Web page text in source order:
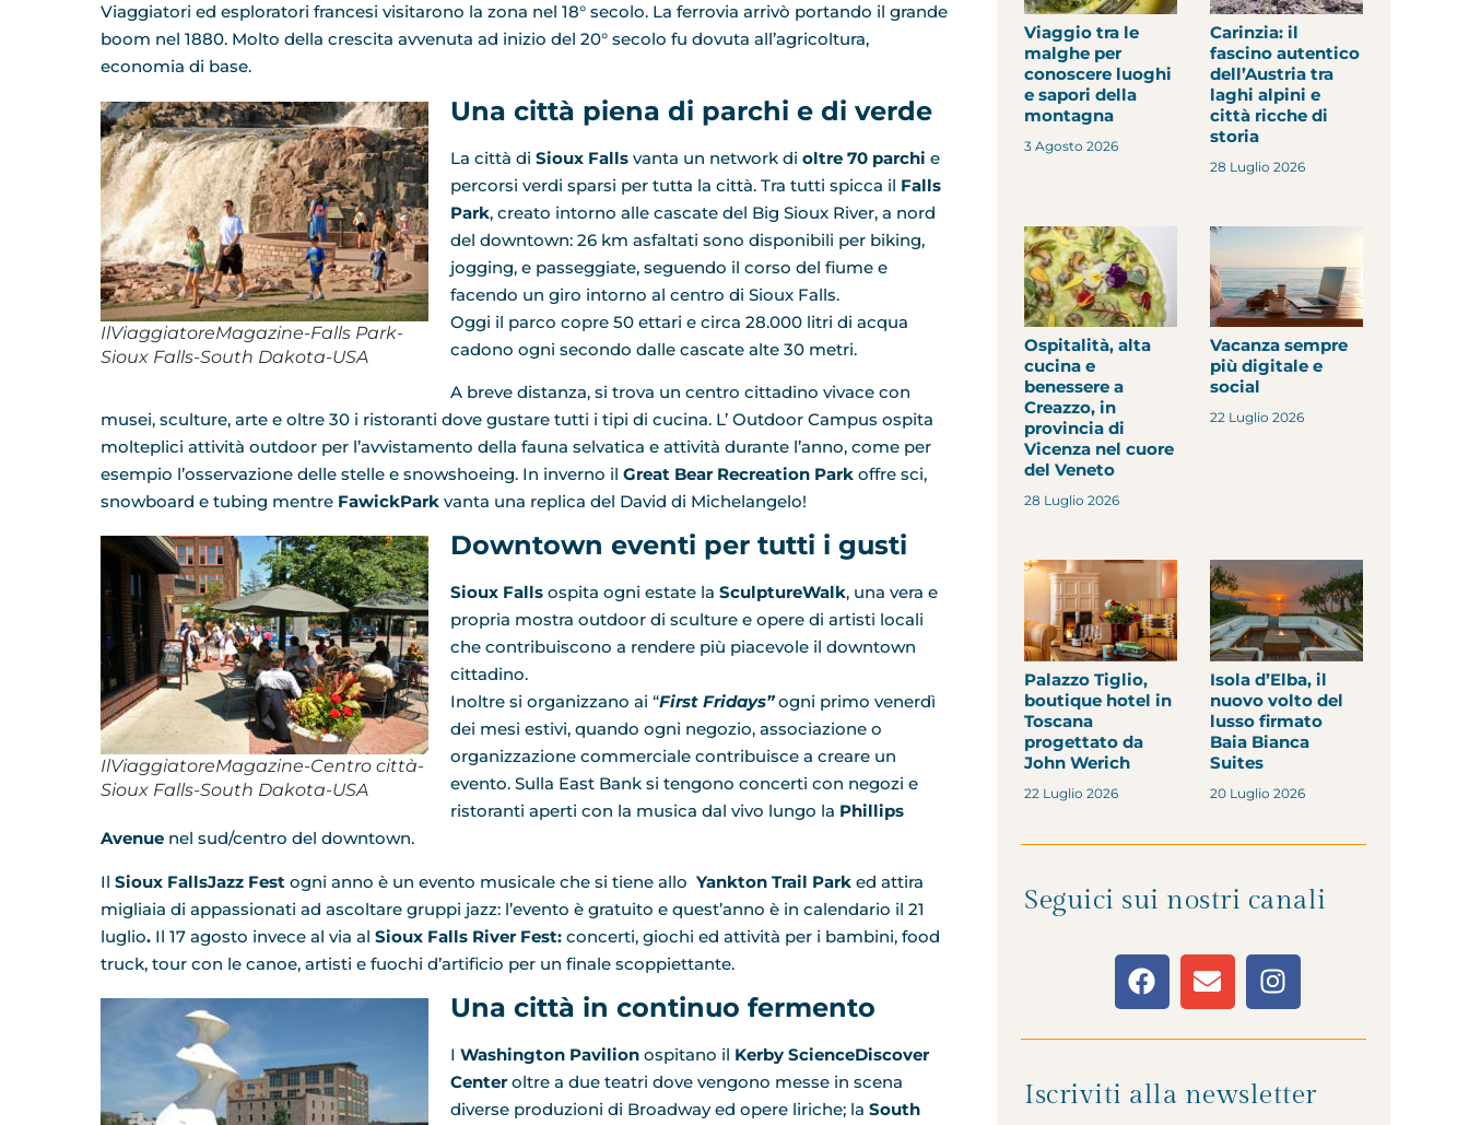
Viaggiatori ed esploratori francesi visitarono la zona nel 18° secolo. La ferrovia arrivò portando il grande
boom nel 1880. Molto della crescita avvenuta ad inizio del 20° secolo fu dovuta all’agricoltura,
economia di base.
IlViaggiatoreMagazine-Falls Park-
Sioux Falls-South Dakota-USA
Una città piena di parchi e di verde
La città di Sioux Falls vanta un network di oltre 70 parchi e
percorsi verdi sparsi per tutta la città. Tra tutti spicca il Falls
Park, creato intorno alle cascate del Big Sioux River, a nord
del downtown: 26 km asfaltati sono disponibili per biking,
jogging, e passeggiate, seguendo il corso del fiume e
facendo un giro intorno al centro di Sioux Falls.
Oggi il parco copre 50 ettari e circa 28.000 litri di acqua
cadono ogni secondo dalle cascate alte 30 metri.
A breve distanza, si trova un centro cittadino vivace con
musei, sculture, arte e oltre 30 i ristoranti dove gustare tutti i tipi di cucina. L’ Outdoor Campus ospita
molteplici attività outdoor per l’avvistamento della fauna selvatica e attività durante l’anno, come per
esempio l’osservazione delle stelle e snowshoeing. In inverno il Great Bear Recreation Park offre sci,
snowboard e tubing mentre FawickPark vanta una replica del David di Michelangelo!
IlViaggiatoreMagazine-Centro città-
Sioux Falls-South Dakota-USA
Downtown eventi per tutti i gusti
Sioux Falls ospita ogni estate la SculptureWalk, una vera e
propria mostra outdoor di sculture e opere di artisti locali
che contribuiscono a rendere più piacevole il downtown
cittadino.
Inoltre si organizzano ai “First Fridays”ogni primo venerdì
dei mesi estivi, quando ogni negozio, associazione o
organizzazione commerciale contribuisce a creare un
evento. Sulla East Bank si tengono concerti con negozi e
ristoranti aperti con la musica dal vivo lungo la Phillips
Avenue nel sud/centro del downtown.
Il Sioux FallsJazz Fest ogni anno è un evento musicale che si tiene allo Yankton Trail Park ed attira
migliaia di appassionati ad ascoltare gruppi jazz: l’evento è gratuito e quest’anno è in calendario il 21
luglio. Il 17 agosto invece al via al Sioux Falls River Fest: concerti, giochi ed attività per i bambini, food
truck, tour con le canoe, artisti e fuochi d’artificio per un finale scoppiettante.
Una città in continuo fermento
I Washington Pavilion ospitano il Kerby ScienceDiscover
Centeroltre a due teatri dove vengono messe in scena
diverse produzioni di Broadway ed opere liriche; la South
Viaggio tra le
malghe per
conoscere luoghi
e sapori della
montagna
3 Agosto 2026
Carinzia: il
fascino autentico
dell’Austria tra
laghi alpini e
città ricche di
storia
28 Luglio 2026
Ospitalità, alta
cucina e
benessere a
Creazzo, in
provincia di
Vicenza nel cuore
del Veneto
28 Luglio 2026
Vacanza sempre
più digitale e
social
22 Luglio 2026
Palazzo Tiglio,
boutique hotel in
Toscana
progettato da
John Werich
22 Luglio 2026
Isola d’Elba, il
nuovo volto del
lusso firmato
Baia Bianca
Suites
20 Luglio 2026
Seguici sui nostri canali
Iscriviti alla newsletter